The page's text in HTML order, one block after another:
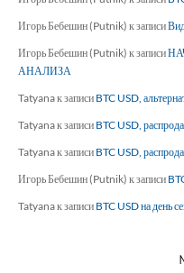
Игорь Бебешин (Putnik) к записи
Игорь Бебешин (Putnik) к записи
АНАЛИЗА
Tatyanaк записи BTC USD,
Tatyanaк записи BTC USD,
Tatyanaк записи BTC USD,
Игорь Бебешин (Putnik) к записи
Tatyanaк записи BTC USD на день